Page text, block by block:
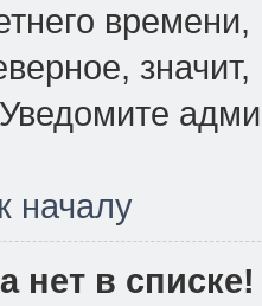
началу
нет в списке!